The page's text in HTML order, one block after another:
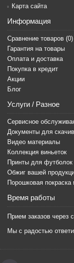
Карта сайта
Информация
Сравнение товаров (0)
Гарантия на товары
Оплата и доставка
Покупка в кредит
Акции
Блог
Услуги / Разное
Сервисное
Документы для
Видео материалы
Коллекция виньеток
Принты для футболок
Обжиг вашей
Порошковая покраска
Время работы
Прием заказов через
Мы с радостью